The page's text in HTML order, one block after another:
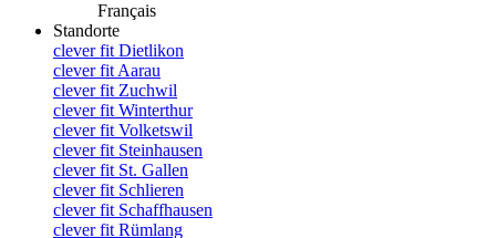
Français
Standorte
clever fit Dietlikon
clever fit Aarau
clever fit Zuchwil
clever fit Winterthur
clever fit Volketswil
clever fit Steinhausen
clever fit St. Gallen
clever fit Schlieren
clever fit Schaffhausen
clever fit Rümlang